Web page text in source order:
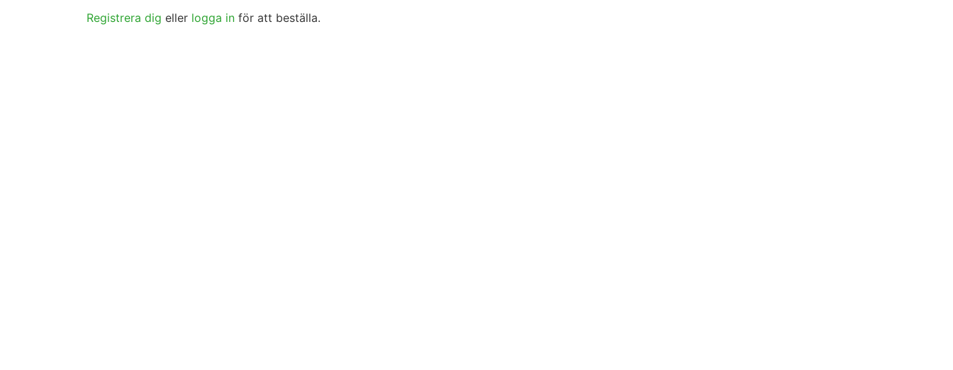
Registrera dig eller logga in för att beställa.